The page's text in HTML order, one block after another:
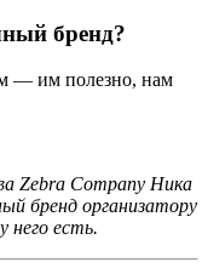
бренд?
— им полезно, нам
Zebra Company Ника
бренд организатору
него есть.